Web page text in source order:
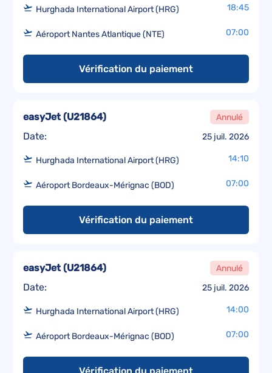
Hurghada International Airport (HRG) 18:45
Aéroport Nantes Atlantique (NTE) 07:00
Vérification du paiement
Date: 25 juil. 2026
easyJet(U21864) Annulé
Hurghada International Airport (HRG) 14:10
Aéroport Bordeaux-Mérignac (BOD) 07:00
Vérification du paiement
Date: 25 juil. 2026
easyJet(U21864) Annulé
Hurghada International Airport (HRG) 14:00
Aéroport Bordeaux-Mérignac (BOD) 07:00